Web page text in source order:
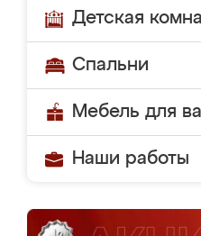
Детская
Спальни
Мебель для
Наши работы